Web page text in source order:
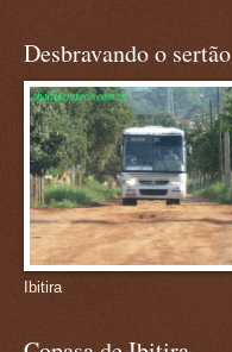
Desbravando o sertão
Ibitira